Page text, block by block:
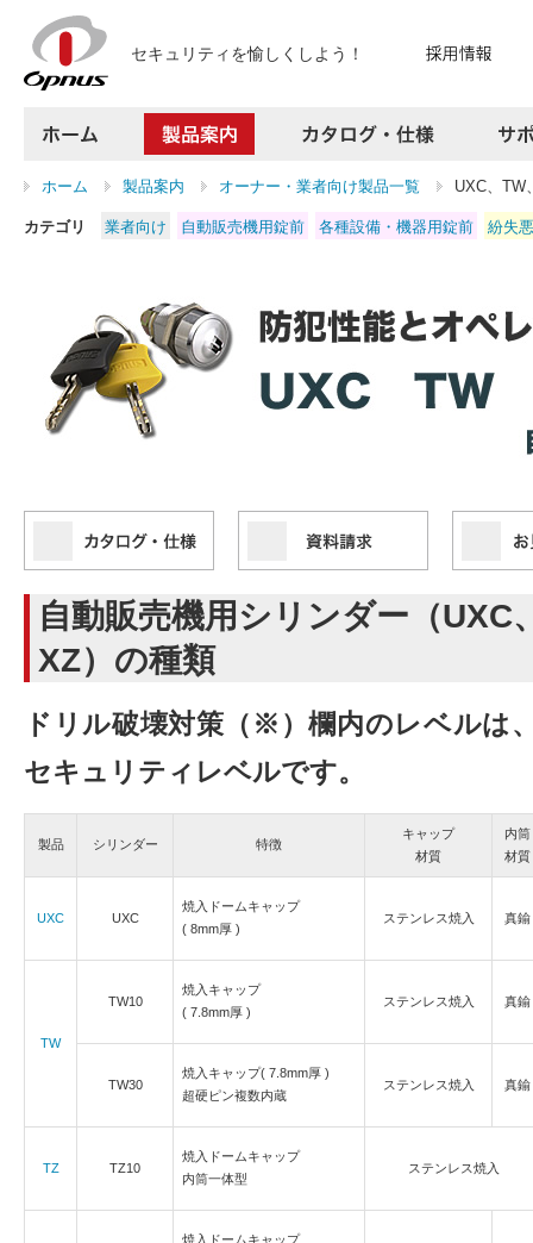
セキュリティを愉しくしよう！
製品案内
カタログ・仕様
よくある質問
プレスリリース
会社案内
アクセス
サイトマップ
ホーム 製品案内 オーナー・業者向け製品一覧 UXC、TW
カテゴリ 業者向け 自動販売機用錠前 各種設備・機器用錠前 紛失
自動販売機用シリンダー（UXC
XZ）の種類
ドリル破壊対策（※）欄内のレベルは
セキュリティレベルです。
製品 シリンダー 特徴
キャップ
材質
内筒
材質
UXC UXC
焼入ドームキャップ
( 8mm厚 )
ステンレス焼入 真鍮
TW
TW10
焼入キャップ
( 7.8mm厚 )
ステンレス焼入 真鍮
TW30
焼入キャップ( 7.8mm厚 )
超硬ピン複数内蔵
ステンレス焼入 真鍮
TZ TZ10
焼入ドームキャップ
内筒一体型
ステンレス焼入
焼入ドームキャップ